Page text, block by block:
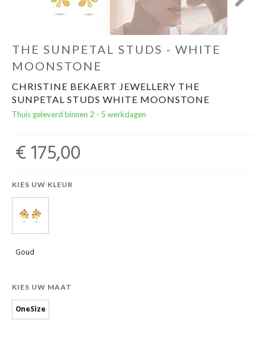
THE SUNPETAL STUDS - WHITE
MOONSTONE
CHRISTINE BEKAERT JEWELLERY THE
SUNPETAL STUDS WHITE MOONSTONE
Thuis geleverd binnen 2 - 5 werkdagen
€ 175,00
KIES UW KLEUR
Goud
KIES UW MAAT
OneSize